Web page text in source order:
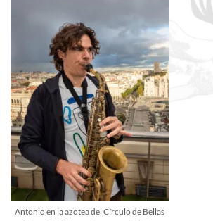
Antonio en la azotea del Círculo de Bellas